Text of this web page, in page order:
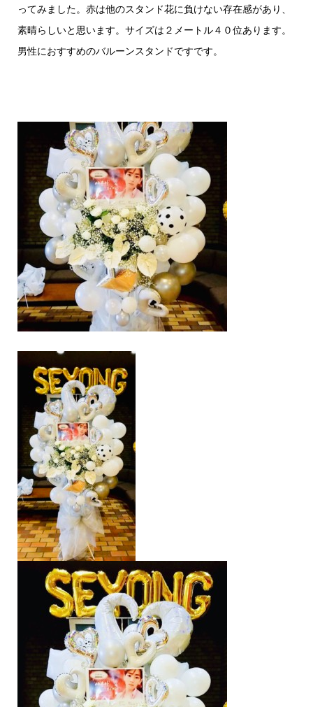
ってみました。赤は他のスタンド花に負けない存在感があり、
素晴らしいと思います。サイズは２メートル４０位あります。
男性におすすめのバルーンスタンドですです。